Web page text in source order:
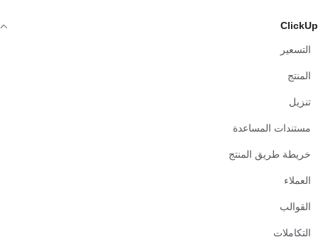
ClickUp
التسعير
المنتج
تنزيل
مستندات المساعدة
خريطة طريق المنتج
العملاء
القوالب
التكاملات